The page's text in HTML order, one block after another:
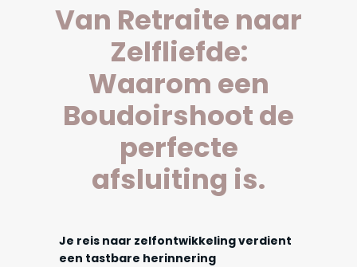
Van Retraite naar
Zelfliefde:
Waarom een
Boudoirshoot de
perfecte
afsluiting is.
Je reis naar zelfontwikkeling verdient
een tastbare herinnering